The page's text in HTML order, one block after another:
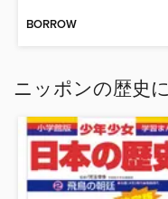
BORROW
ニッポンの歴史